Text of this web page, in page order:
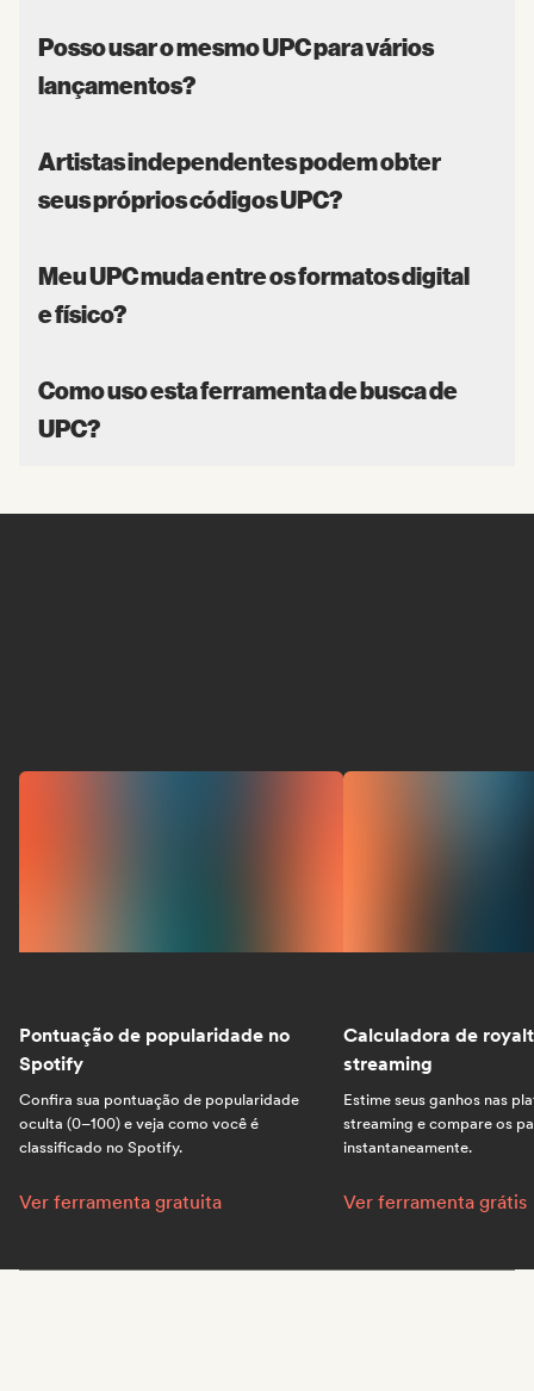
Posso usar o mesmo UPC para vários
lançamentos?
Artistas independentes podem obter
seus próprios códigos UPC?
Meu UPC muda entre os formatos digital
e físico?
Como uso esta ferramenta de busca de
UPC?
Pontuação de popularidade no
Spotify
Confira sua pontuação de popularidade
oculta (0–100) e veja como você é
classificado no Spotify.
Pontuação de popularidade no Spotify:
Ver ferramenta gratuita
Calculadora de
streaming
Estime seus ganhos nas
streaming e compare os
instantaneamente.
Calculadora de
Ver ferramenta grátis